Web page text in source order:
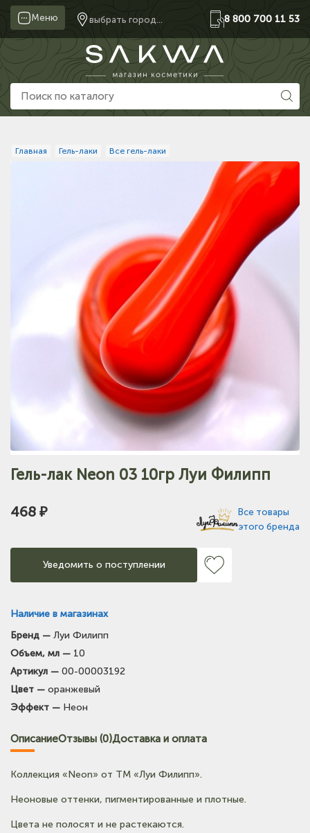
Меню выбрать город... 8 800 700 11 53
Главная Гель-лаки Все гель-лаки
Гель-лак Neon 03 10гр Луи Филипп
468 ₽
Все товары
этого бренда
Уведомить о поступлении
Наличие в магазинах
Тел: +7-3854-222-223
Тел: +7-903-947-9492
Бренд — Луи Филипп
Объем, мл — 10
Артикул — 00-00003192
Цвет — оранжевый
Эффект — Неон
ОписаниеОтзывы (0)Доставка и оплата
Коллекция «Neon» от ТМ «Луи Филипп».
Неоновые оттенки, пигментированные и плотные.
Цвета не полосят и не растекаются.